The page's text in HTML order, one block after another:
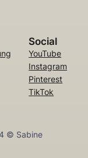
Social
YouTube
Instagram
Pinterest
TikTok
© Sabine